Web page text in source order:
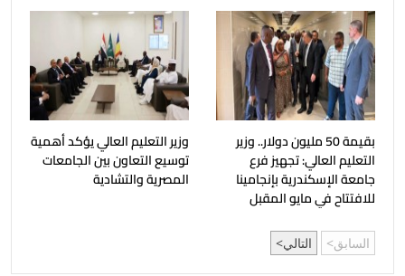
بقيمة 50 مليون دولار.. وزير
التعليم العالي: تجهيز فرع
جامعة الإسكندرية بإنجامينا
للافتتاح في مايو المقبل
وزير التعليم العالي يؤكد أهمية
توسيع التعاون بين الجامعات
المصرية والتشادية
السابق التالي